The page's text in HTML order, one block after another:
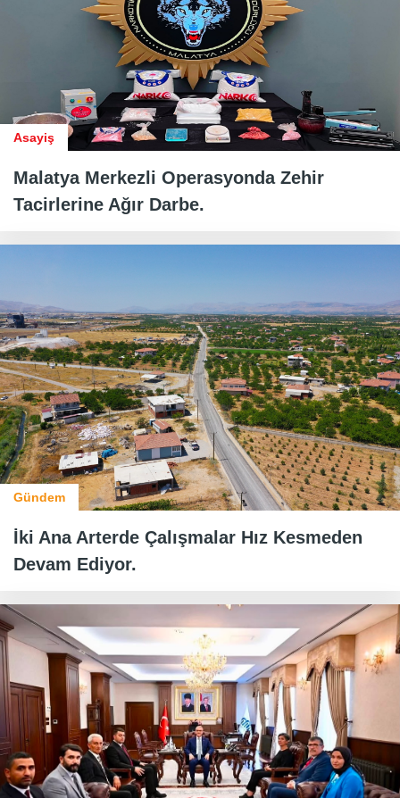
Asayiş
Malatya Merkezli Operasyonda Zehir
Tacirlerine Ağır Darbe.
Gündem
İki Ana Arterde Çalışmalar Hız Kesmeden
Devam Ediyor.